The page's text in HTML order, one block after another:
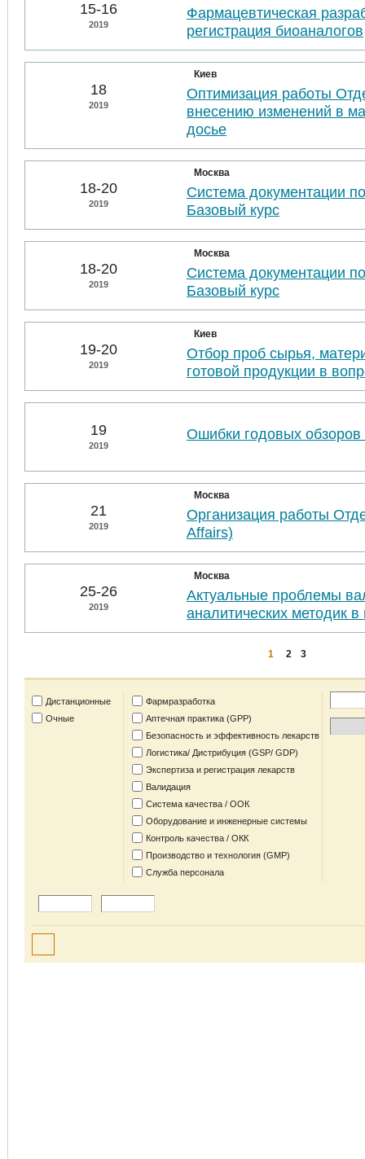
15-16
2019
Фармацевтическая
регистрация биоаналогов
18
2019
Киев
Оптимизация работы
внесению изменений в
досье
18-20
2019
Москва
Система документации
Базовый курс
18-20
2019
Москва
Система документации
Базовый курс
19-20
2019
Киев
Отбор проб сырья,
готовой продукции в
19
2019
Ошибки годовых обзоров
21
2019
Москва
Организация работы
Affairs)
25-26
2019
Москва
Актуальные проблемы
аналитических методик в
1 2 3
Дистанционные
Очные
Фармразработка
Аптечная практика (GPP)
Безопасность и эффективность лекарств
Логистика/ Дистрибуция (GSP/ GDP)
Экспертиза и регистрация лекарств
Валидация
Система качества / ООК
Оборудование и инженерные системы
Контроль качества / ОКК
Производство и технология (GMP)
Служба персонала